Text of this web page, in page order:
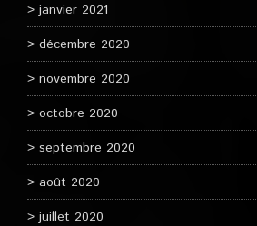
janvier 2021
décembre 2020
novembre 2020
octobre 2020
septembre 2020
août 2020
juillet 2020